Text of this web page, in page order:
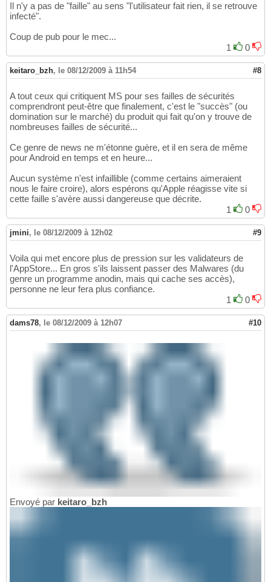
Il n'y a pas de "faille" au sens "l'utilisateur fait rien, il se retrouve
infecté".
Coup de pub pour le mec...
1
0
keitaro_bzh, le 08/12/2009 à 11h54 #8
A tout ceux qui critiquent MS pour ses failles de sécurités
comprendront peut-être que finalement, c'est le "succès" (ou
domination sur le marché) du produit qui fait qu'on y trouve de
nombreuses failles de sécurité...
Ce genre de news ne m'étonne guère, et il en sera de même
pour Android en temps et en heure...
Aucun système n'est infaillible (comme certains aimeraient
nous le faire croire), alors espérons qu'Apple réagisse vite si
cette faille s'avère aussi dangereuse que décrite.
1
0
jmini, le 08/12/2009 à 12h02 #9
Voila qui met encore plus de pression sur les validateurs de
l'AppStore... En gros s'ils laissent passer des Malwares (du
genre un programme anodin, mais qui cache ses accès),
personne ne leur fera plus confiance.
1
0
dams78, le 08/12/2009 à 12h07 #10
Envoyé par keitaro_bzh